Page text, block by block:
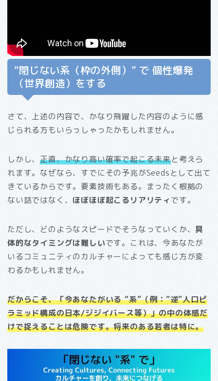
“閉じない系（枠の外側）” で 個性爆発
（世界創造）をする
さて、上述の内容で、かなり飛躍した内容のように感
じられる方もいらっしゃったかもしれません。
しかし、正直、かなり高い確率で起こる未来と考えら
れます。なぜなら、すでにその予兆がSeedsとして出て
きているからです。要素技術もある。まったく根拠の
ない話ではなく、 ほぼほぼ起こるリアリティです。
ただし、どのようなスピードでそうなっていくか、 具
体的なタイミングは難しいです。これは、今あなたが
いるコミュニティのカルチャーによっても感じ方が変
わるかもしれません。
だからこそ、「今あなたがいる “系”（例：”逆”人口ピ
ラミッド構成の日本/ジジイバース等）」の中の体感だ
けで捉えることは危険です。将来のある若者は特に。